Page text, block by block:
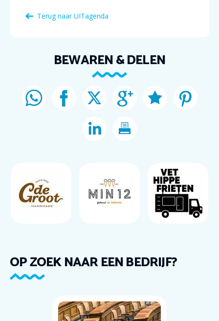
Terug naarUITagenda
BEWAREN & DELEN
OP ZOEK NAAR EEN BEDRIJF?